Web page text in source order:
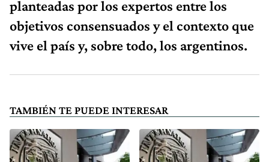
planteadas por los expertos entre los
objetivos consensuados y el contexto que
vive el país y, sobre todo, los argentinos.
TAMBIÉN TE PUEDE INTERESAR